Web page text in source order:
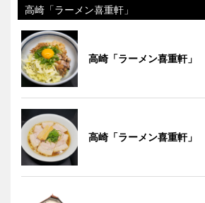
高崎「ラーメン喜重軒」
高崎「ラーメン喜重軒」
高崎「ラーメン喜重軒」